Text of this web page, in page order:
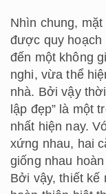
Nhìn chung,
được quy hoạch
đến một không
nghi, vừa thể
nhà. Bởi vậy
lập đẹp” là một
nhất hiện nay.
xứng nhau, hai
giống nhau
Bởi vậy, thiết kế